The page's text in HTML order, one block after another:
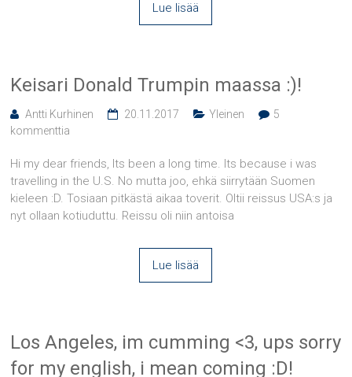
Lue lisää
Keisari Donald Trumpin maassa :)!
Antti Kurhinen 20.11.2017 Yleinen
5
kommenttia
Hi my dear friends, Its been a long time. Its because i was
travelling in the U.S. No mutta joo, ehkä siirrytään Suomen
kieleen :D. Tosiaan pitkästä aikaa toverit. Oltii reissus USA:s ja
nyt ollaan kotiuduttu. Reissu oli niin antoisa
Lue lisää
Los Angeles, im cumming <3, ups sorry
for my english, i mean coming :D!